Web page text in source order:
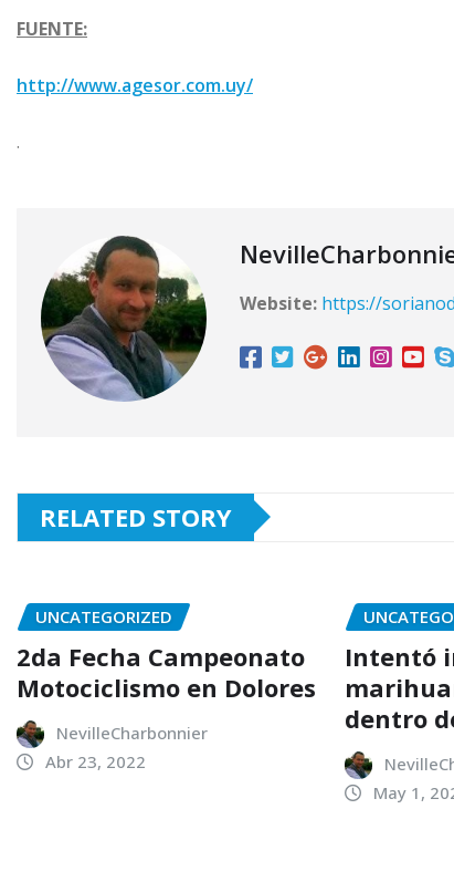
FUENTE:
http://www.agesor.com.uy/
.
Website: https://
RELATED STORY
UNCATEGORIZED
2da Fecha Campeonato
Motociclismo en Dolores
NevilleCharbonnier
Abr 23, 2022
Intentó
dentro
May 1,